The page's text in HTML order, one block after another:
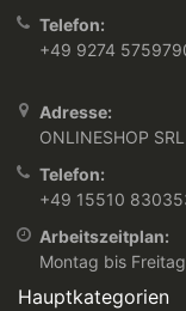
Telefon:
+49 9274
Adresse:
ONLINESHOP SRL
Telefon:
+49 15510
Arbeitszeitplan:
Montag bis
Hauptkategorien